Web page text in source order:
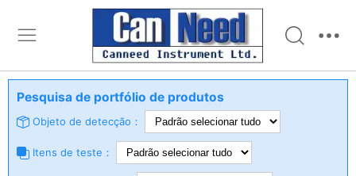
Pesquisa de portfólio de produtos
Objeto de detecção：
Itens de teste：